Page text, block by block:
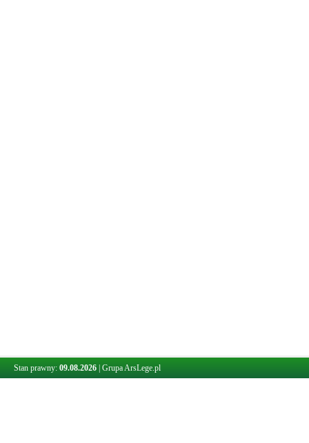
Stan prawny: 09.08.2026 Grupa ArsLege.pl